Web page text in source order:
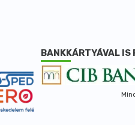
BANKKÁRTYÁVAL